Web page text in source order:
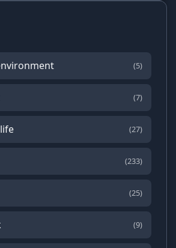
(5)
(7)
(27)
(233)
(25)
(9)